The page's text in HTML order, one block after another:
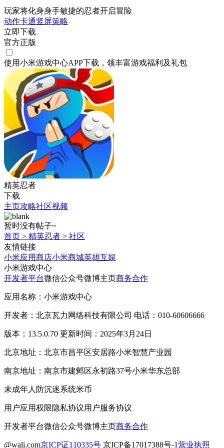
玩家将化身身手敏捷的忍者开启冒险
动作卡通竖屏策略
立即下载
官方正版
使用小米游戏中心APP下载 ，领丰富游戏福利 及礼包
精英忍者
下载
主页攻略社区视频
暂时没有帖子~
首页 > 精英忍者 > 社区
友情链接
小米应用商店小米商城英雄互娱
小米游戏中心
开发者平台微信公众号微博主页商务合作
应用名称：小米游戏中心
开发者：北京瓦力网络科技有限公司 电话：010-60606666
版本：13.5.0.70 更新时间：2025年3月24日
北京地址：北京市昌平区安居路小米智慧产业园
南京地址：南京市建邺区永初路37号小米华东总部
未成年人防沉迷系统米币
用户应用权限隐私协议用户服务协议
开发者平台微信公众号微博主页商务合作
@wali.com京ICP证110335号 京ICP备17017388号-1营业执照